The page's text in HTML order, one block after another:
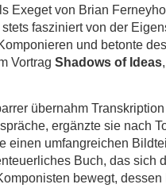
Exeget von Brian
fasziniert von der
und betonte
Vortrag Shadows of Ideas
übernahm Transkription
ergänzte sie nach
einen umfangreichen
Buch, das sich
bewegt, dessen